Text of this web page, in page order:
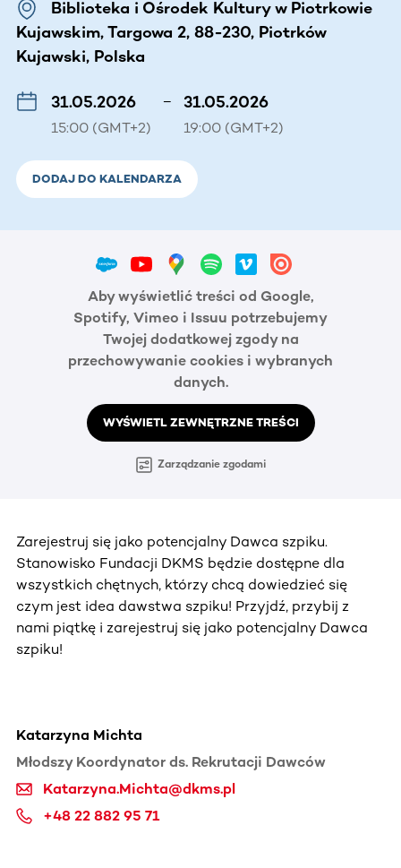
Biblioteka i Ośrodek Kultury w Piotrkowie
Kujawskim, Targowa 2, 88-230, Piotrków
Kujawski, Polska
31.05.2026
15:00 (GMT+2)
– 31.05.2026
19:00 (GMT+2)
DODAJ DO KALENDARZA
Aby wyświetlić treści od Google,
Spotify, Vimeo i Issuu potrzebujemy
Twojej dodatkowej zgody na
przechowywanie cookies i wybranych
danych.
WYŚWIETL ZEWNĘTRZNE TREŚCI
Zarządzanie zgodami
Zarejestruj się jako potencjalny Dawca szpiku.
Stanowisko Fundacji DKMS będzie dostępne dla
wszystkich chętnych, którzy chcą dowiedzieć się
czym jest idea dawstwa szpiku! Przyjdź, przybij z
nami piątkę i zarejestruj się jako potencjalny Dawca
szpiku!
Katarzyna Michta
Młodszy Koordynator ds. Rekrutacji Dawców
Katarzyna.Michta@dkms.pl
+48 22 882 95 71